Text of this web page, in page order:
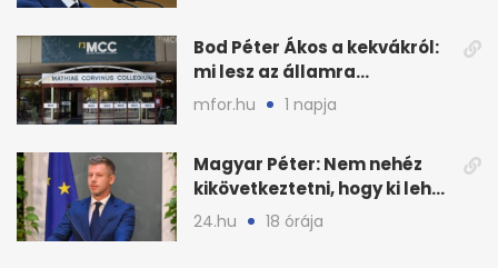
Bod Péter Ákos a kekvákról:
mi lesz az államra
visszaszálló vagyonnal?
mfor.hu 1 napja
Magyar Péter: Nem nehéz
kikövetkeztetni, hogy ki lehet
a három jelölt
24.hu 18 órája